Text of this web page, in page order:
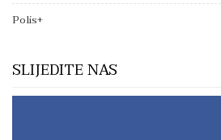
Polis+
SLIJEDITE NAS